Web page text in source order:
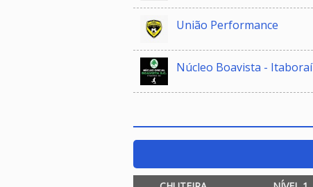
União Performance
Núcleo Boavista - Itaboraí